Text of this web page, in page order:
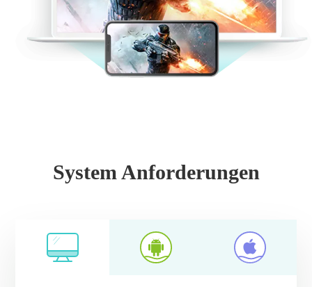
System Anforderungen